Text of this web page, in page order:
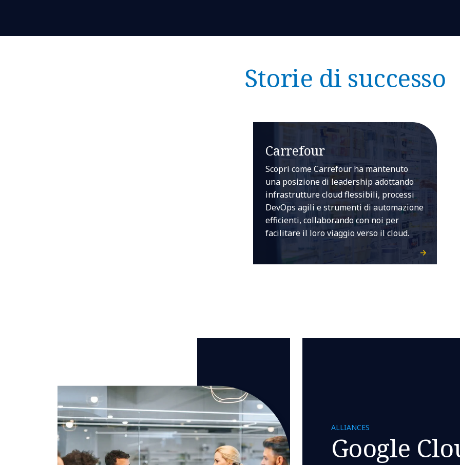
Storie di successo
Carrefour
Scopri come Carrefour ha mantenuto
una posizione di leadership adottando
infrastrutture cloud flessibili, processi
DevOps agili e strumenti di automazione
efficienti, collaborando con noi per
facilitare il loro viaggio verso il cloud.
ALLIANCES
Google